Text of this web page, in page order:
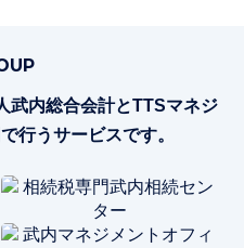
武内総合会計とTTSマネジ
行うサービスです。